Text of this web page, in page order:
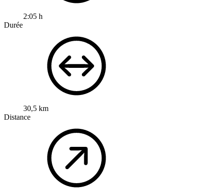
2:05 h
Durée
30,5 km
Distance